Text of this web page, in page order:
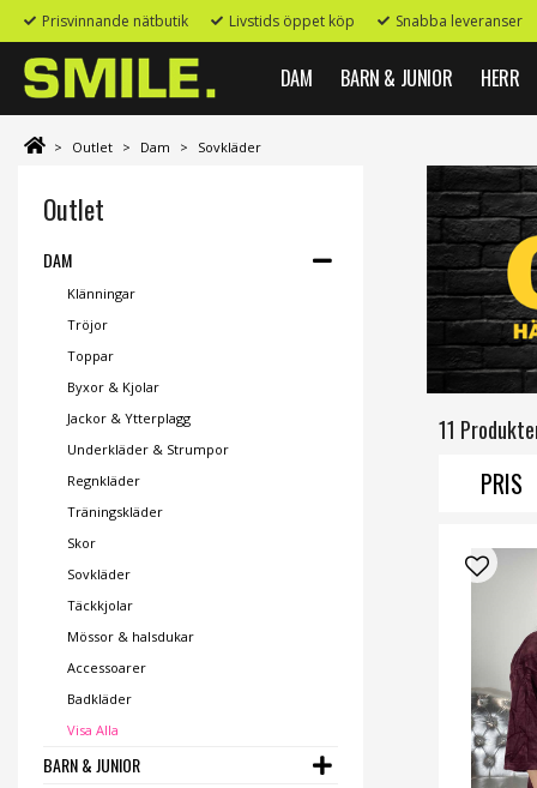
Prisvinnande nätbutik Livstids öppet köp Snabba leveranser
DAM BARN & JUNIOR HERR
> Outlet > Dam > Sovkläder
Outlet
DAM
Klänningar
Tröjor
Toppar
Byxor & Kjolar
Jackor & Ytterplagg
Underkläder & Strumpor
Regnkläder
Träningskläder
Skor
Sovkläder
Täckkjolar
Mössor & halsdukar
Accessoarer
Badkläder
Visa Alla
BARN & JUNIOR
11
PRIS